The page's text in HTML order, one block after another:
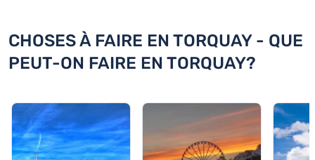
CHOSES À FAIRE EN TORQUAY - QUE
PEUT-ON FAIRE EN TORQUAY?